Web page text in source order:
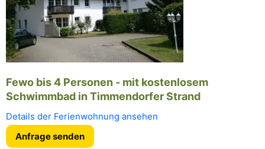
Fewo bis 4 Personen - mit kostenlosem
Schwimmbad in Timmendorfer Strand
Details der Ferienwohnung ansehen
Anfrage senden